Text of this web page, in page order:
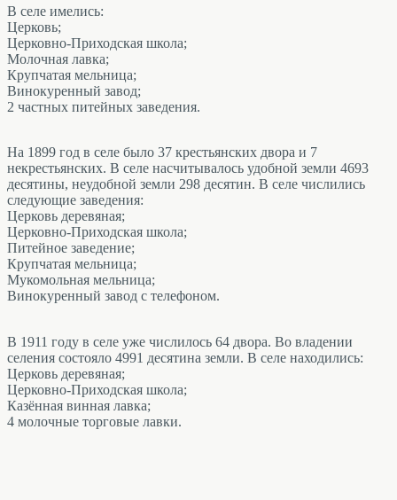
В селе имелись:
Церковь;
Церковно-Приходская школа;
Молочная лавка;
Крупчатая мельница;
Винокуренный завод;
2 частных питейных заведения.
На 1899 год в селе было 37 крестьянских двора и 7
некрестьянских. В селе насчитывалось удобной земли 4693
десятины, неудобной земли 298 десятин. В селе числились
следующие заведения:
Церковь деревяная;
Церковно-Приходская школа;
Питейное заведение;
Крупчатая мельница;
Мукомольная мельница;
Винокуренный завод с телефоном.
В 1911 году в селе уже числилось 64 двора. Во владении
селения состояло 4991 десятина земли. В селе находились:
Церковь деревяная;
Церковно-Приходская школа;
Казённая винная лавка;
4 молочные торговые лавки.